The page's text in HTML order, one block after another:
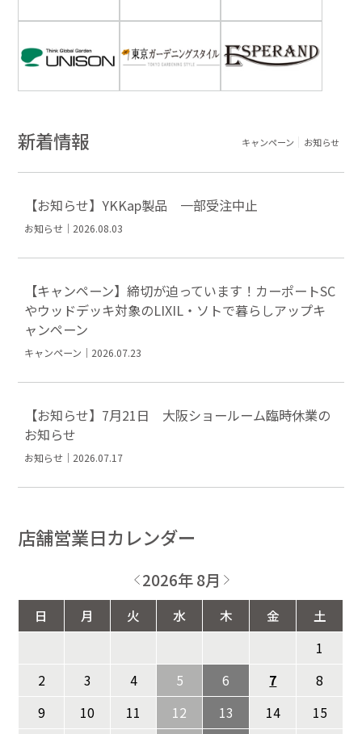
新着情報 キャンペーン お知らせ
【お知らせ】YKKap製品 一部受注中止
お知らせ｜2026.08.03
【キャンペーン】締切が迫っています！カーポートSC
やウッドデッキ対象のLIXIL・ソトで暮らしアップキ
ャンペーン
キャンペーン｜2026.07.23
【お知らせ】7月21日 大阪ショールーム臨時休業の
お知らせ
お知らせ｜2026.07.17
店舗営業日カレンダー
2026年 8月
日 月 火 水 木 金
土
1
2
3 4 5 6 7
8
9
10 11 12 13 14
15